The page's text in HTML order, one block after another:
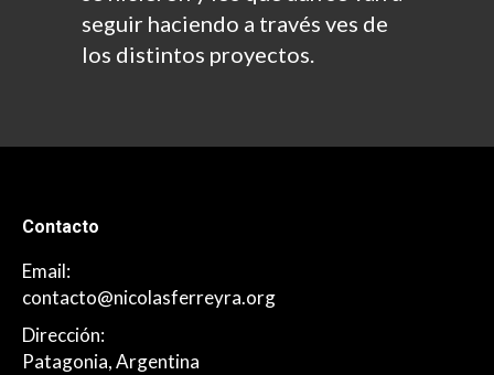
seguir haciendo a través ves de
los distintos proyectos.
Contacto
Email:
contacto@nicolasferreyra.org
Dirección:
Patagonia, Argentina